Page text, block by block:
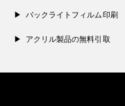
バックライトフィルム印刷
アクリル製品の無料引取